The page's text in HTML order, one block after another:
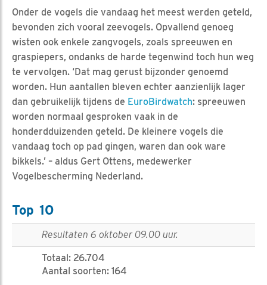
Onder de vogels die vandaag het meest werden geteld,
bevonden zich vooral zeevogels. Opvallend genoeg
wisten ook enkele zangvogels, zoals spreeuwen en
graspiepers, ondanks de harde tegenwind toch hun weg
te vervolgen. ‘Dat mag gerust bijzonder genoemd
worden. Hun aantallen bleven echter aanzienlijk lager
dan gebruikelijk tijdens de EuroBirdwatch: spreeuwen
worden normaal gesproken vaak in de
honderdduizenden geteld. De kleinere vogels die
vandaag toch op pad gingen, waren dan ook ware
bikkels.’ – aldus Gert Ottens, medewerker
Vogelbescherming Nederland.
Top 10
Resultaten 6 oktober 09.00 uur.
Totaal: 26.704
Aantal soorten: 164